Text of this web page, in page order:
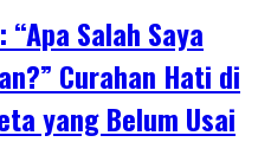
Salah Saya
Curahan Hati di
yang Belum Usai